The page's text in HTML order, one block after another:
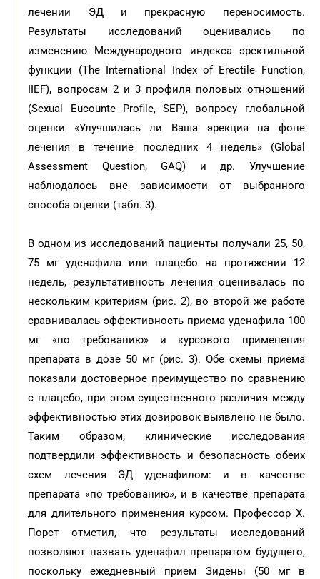
лечении ЭД и прекрасную переносимость.
Результаты исследований оценивались по
изменению Международного индекса эректильной
функции (The International Index of Erectile Function,
IIEF), вопросам 2 и 3 профиля половых отношений
(Sexual Eucounte Profile, SEP), вопросу глобальной
оценки «Улучшилась ли Ваша эрекция на фоне
лечения в течение последних 4 недель» (Global
Assessment Question, GAQ) и др. Улучшение
наблюдалось вне зависимости от выбранного
способа оценки (табл. 3).
В одном из исследований пациенты получали 25, 50,
75 мг уденафила или плацебо на протяжении 12
недель, результативность лечения оценивалась по
нескольким критериям (рис. 2), во второй же работе
сравнивалась эффективность приема уденафила 100
мг «по требованию» и курсового применения
препарата в дозе 50 мг (рис. 3). Обе схемы приема
показали достоверное преимущество по сравнению
с плацебо, при этом существенного различия между
эффективностью этих дозировок выявлено не было.
Таким образом, клинические исследования
подтвердили эффективность и безопасность обеих
схем лечения ЭД уденафилом: и в качестве
препарата «по требованию», и в качестве препарата
для длительного применения курсом. Профессор Х.
Порст отметил, что результаты исследований
позволяют назвать уденафил препаратом будущего,
поскольку ежедневный прием Зидены (50 мг в